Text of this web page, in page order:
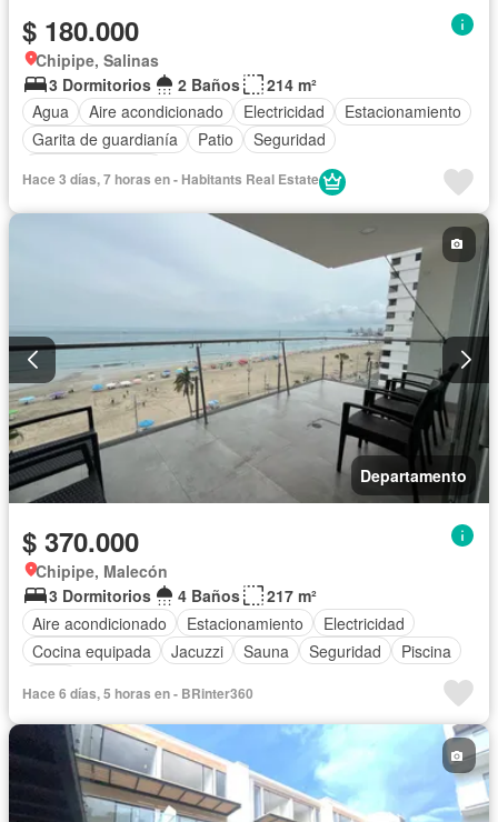
$ 180.000
Chipipe, Salinas
3 Dormitorios
2 Baños
214 m²
Agua
Aire acondicionado Electricidad
Estacionamiento
Garita de guardianía
Patio
Seguridad
Hace 3 días, 7 horas en - Habitants Real Estate
Departamento
$ 370.000
Chipipe, Malecón
3 Dormitorios
4 Baños
217 m²
Aire acondicionado
Estacionamiento
Electricidad
Cocina equipada
Jacuzzi Sauna Seguridad
Piscina
Hace 6 días, 5 horas en - BRinter360